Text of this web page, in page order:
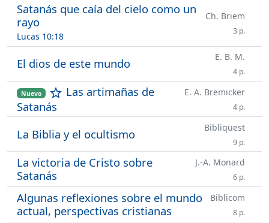
Satanás que caía del cielo como un
rayo
Lucas 10:18
Ch. Briem
3 p.
El dios de este mundo E. B. M.
4 p.
Nuevo star_outline Las artimañas de
Satanás
E. A. Bremicker
4 p.
La Biblia y el ocultismo Bibliquest
9 p.
La victoria de Cristo sobre
Satanás
J.-A. Monard
6 p.
Algunas reflexiones sobre el mundo
actual, perspectivas cristianas
Biblicom
8 p.